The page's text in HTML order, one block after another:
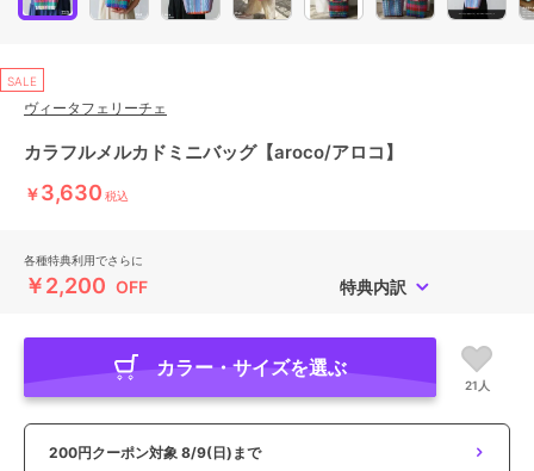
SALE
ヴィータフェリーチェ
カラフルメルカドミニバッグ【aroco/アロコ】
￥3,630 税込
各種特典利用でさらに
￥2,200 OFF 特典内訳
カラー・サイズを選ぶ
21人
200円クーポン対象 8/9(日)まで